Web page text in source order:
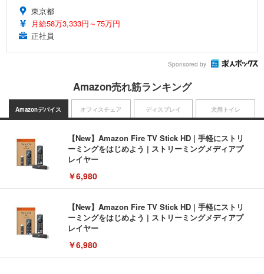
東京都
月給58万3,333円～75万円
正社員
Sponsored by
Amazon売れ筋ランキング
Amazonデバイス
【New】Amazon Fire TV Stick HD | 手軽にストリ
ーミングをはじめよう | ストリーミングメディアプ
レイヤー
￥6,980
【New】Amazon Fire TV Stick HD | 手軽にストリ
ーミングをはじめよう | ストリーミングメディアプ
レイヤー
￥6,980
オフィスチェア ディスプレイ 犬用トイレ